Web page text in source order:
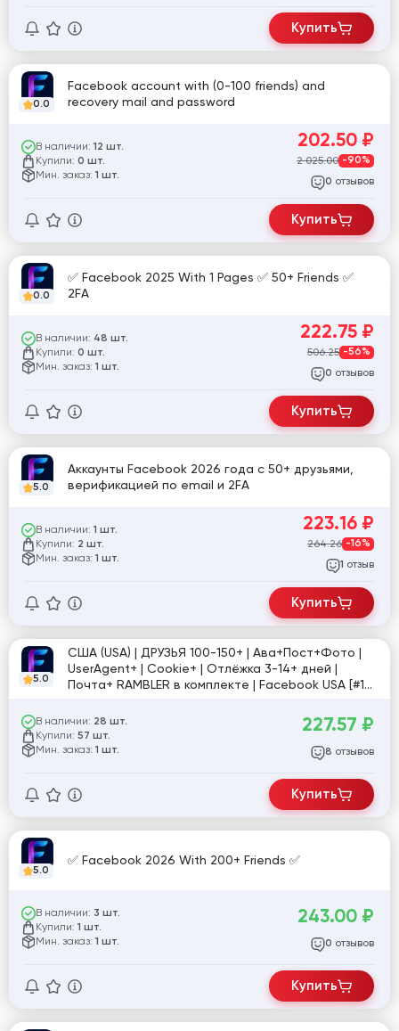
Купить
0.0
Facebook account with (0-100 friends) and
recovery mail and password
В наличии: 12 шт.
Купили: 0 шт.
Мин. заказ: 1 шт.
202.50 ₽
2 025.00 -90%
0 отзывов
Купить
0.0
✅ Facebook 2025 With 1 Pages ✅ 50+ Friends ✅
2FA
В наличии: 48 шт.
Купили: 0 шт.
Мин. заказ: 1 шт.
222.75 ₽
506.25 -56%
0 отзывов
Купить
5.0
Аккаунты Facebook 2026 года с 50+ друзьями,
верификацией по email и 2FA
В наличии: 1 шт.
Купили: 2 шт.
Мин. заказ: 1 шт.
223.16 ₽
264.26 -16%
1 отзыв
Купить
5.0
США (USA) | ДРУЗЬЯ 100-150+ | Ава+Пост+Фото |
UserAgent+ | Cookie+ | Отлёжка 3-14+ дней |
Почта+ RAMBLER в комплекте | Facebook USA [#1
В наличии: 28 шт.
Купили: 57 шт.
Мин. заказ: 1 шт.
227.57 ₽
8 отзывов
Купить
5.0
✅ Facebook 2026 With 200+ Friends ✅
В наличии: 3 шт.
Купили: 1 шт.
Мин. заказ: 1 шт.
243.00 ₽
0 отзывов
Купить